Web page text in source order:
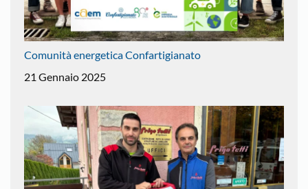
Comunità energetica Confartigianato
21 Gennaio 2025